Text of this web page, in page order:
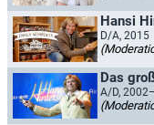
Hansi
D/A, 2015
A/D,